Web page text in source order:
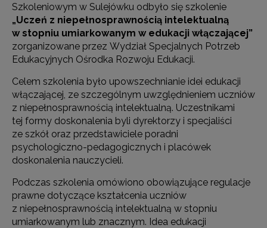
Szkoleniowym w Sulejówku odbyło się szkolenie
„Uczeń z niepełnosprawnością intelektualną
w stopniu umiarkowanym w edukacji włączającej”
zorganizowane przez Wydział Specjalnych Potrzeb
Edukacyjnych Ośrodka Rozwoju Edukacji.
Celem szkolenia było upowszechnianie idei edukacji
włączającej, ze szczególnym uwzględnieniem uczniów
z niepełnosprawnością intelektualną. Uczestnikami
tej formy doskonalenia byli dyrektorzy i specjaliści
ze szkół oraz przedstawiciele poradni
psychologiczno-pedagogicznych i placówek
doskonalenia nauczycieli.
Podczas szkolenia omówiono obowiązujące regulacje
prawne dotyczące kształcenia uczniów
z niepełnosprawnością intelektualną w stopniu
umiarkowanym lub znacznym. Idea edukacji